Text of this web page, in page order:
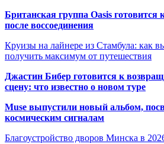
Британская группа Oasis
после воссоединения
Круизы на лайнере из Стамбула: как
получить максимум от путешествия
Джастин Бибер готовится к
сцену: что известно о новом туре
Muse выпустили новый альбом,
космическим сигналам
Благоустройство дворов Минска в